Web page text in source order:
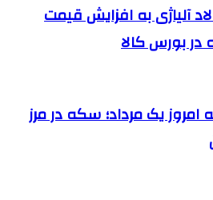
آلیاژی به افزایش قیمت
در بورس کالا
یک مرداد؛ سکه در مرز